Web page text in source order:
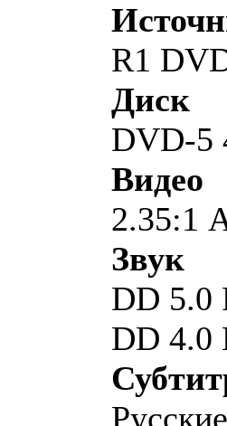
R1
Диск
DVD-5
Видео
2.35:1
Звук
DD 5.0
DD 4.0